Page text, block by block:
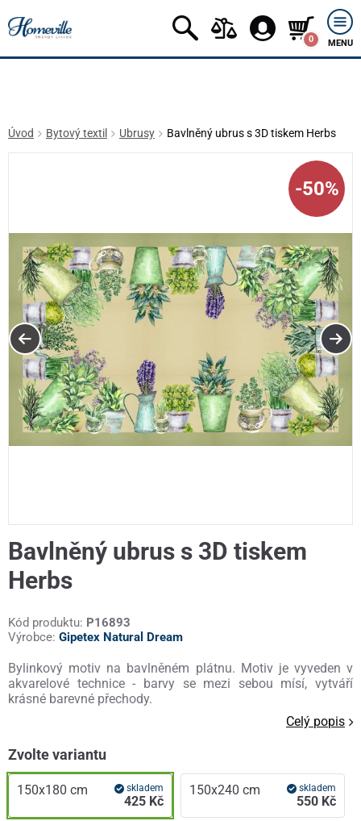
0 MENU
Úvod Bytový textil Ubrusy Bavlněný ubrus s 3D tiskem Herbs
-50%
Bavlněný ubrus s 3D tiskem
Herbs
Kód produktu: P16893
Výrobce: Gipetex Natural Dream
Bylinkový motiv na bavlněném plátnu. Motiv je vyveden v
akvarelové technice - barvy se mezi sebou mísí, vytváří
krásné barevné přechody.
Celý popis
Zvolte variantu
150x180 cm skladem
425 Kč
150x240 cm skladem
550 Kč